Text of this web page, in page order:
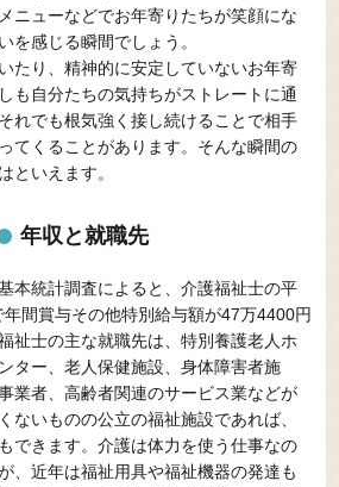
ニューなどでお年寄りたちが笑顔にな
を感じる瞬間でしょう。
たり、精神的に安定していないお年寄
も自分たちの気持ちがストレートに通
れでも根気強く接し続けることで相手
てくることがあります。そんな瞬間の
といえます。
年収と就職先
本統計調査によると、介護福祉士の平
間賞与その他特別給与額が47万4400円
祉士の主な就職先は、特別養護老人ホ
ター、老人保健施設、身体障害者施
業者、高齢者関連のサービス業などが
ないものの公立の福祉施設であれば、
できます。介護は体力を使う仕事なの
、近年は福祉用具や福祉機器の発達も